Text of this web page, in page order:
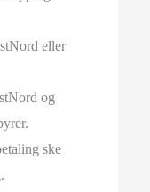
eller
og
ske